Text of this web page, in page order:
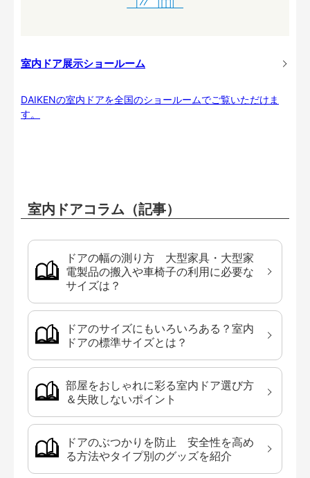
室内ドア展示ショールーム
DAIKENの室内ドアを全国のショールームでご覧いただけま
す。
室内ドアコラム（記事）
ドアの幅の測り方 大型家具・大型家
電製品の搬入や車椅子の利用に必要な
サイズは？
ドアのサイズにもいろいろある？室内
ドアの標準サイズとは？
部屋をおしゃれに彩る室内ドア選び方
＆失敗しないポイント
ドアのぶつかりを防止 安全性を高め
る方法やタイプ別のグッズを紹介